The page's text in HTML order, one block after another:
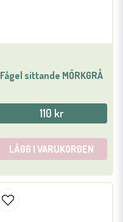
Fågel sittande MÖRKGRÅ
110 kr
LÄGG I VARUKORGEN